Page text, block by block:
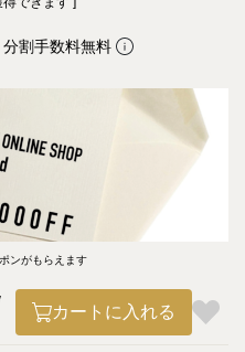
割手数料無料
ンがもらえます
カートに入れる